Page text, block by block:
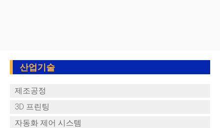
산업기술
제조공정
3D 프린팅
자동화 제어 시스템